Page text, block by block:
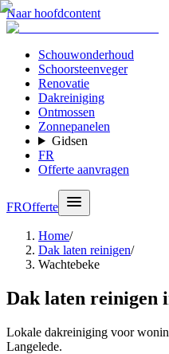
Naar hoofdcontent
Schouwonderhoud
Schoorsteenveger
Renovatie
Dakreiniging
Ontmossen
Zonnepanelen
Gidsen
FR
Offerte aanvragen
FROfferte
Home/
Dak laten reinigen/
Wachtebeke
Dak laten reinigen
Lokale dakreiniging voor
Langelede.